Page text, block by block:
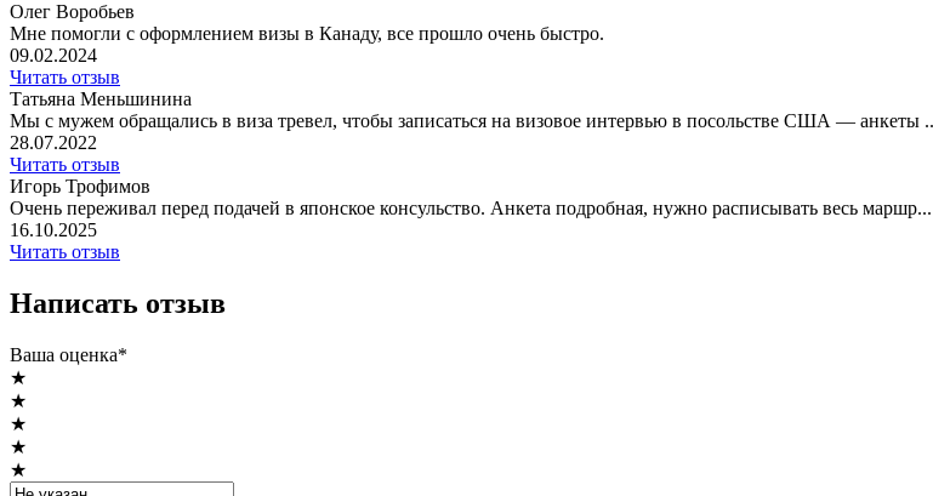
Олег Воробьев
Мне помогли с оформлением визы в Канаду, все прошло очень быстро.
09.02.2024
Читать отзыв
Татьяна Меньшинина
Мы с мужем обращались в виза тревел, чтобы записаться на визовое интервью в посольстве США — анкеты
28.07.2022
Читать отзыв
Игорь Трофимов
Очень переживал перед подачей в японское консульство. Анкета подробная, нужно расписывать весь маршр...
16.10.2025
Читать отзыв
Написать отзыв
Ваша оценка*
★
★
★
★
★